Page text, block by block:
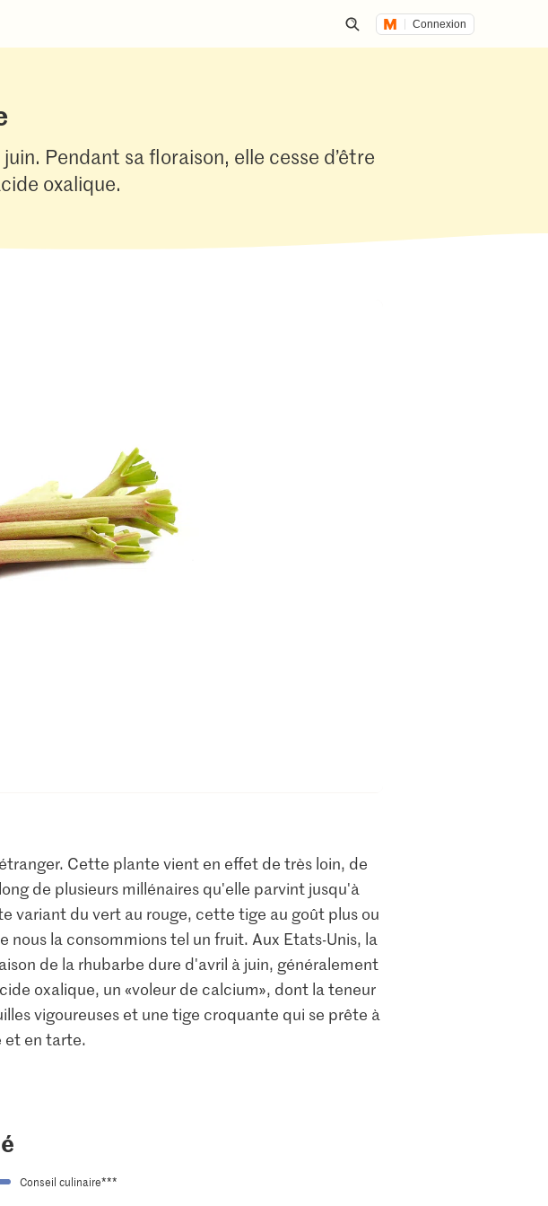
Lancer une recherche
Connexion
Pendant sa floraison, elle cesse d’être
oxalique.
Cette plante vient en effet de très loin, de
de plusieurs millénaires qu'elle parvint jusqu'à
variant du vert au rouge, cette tige au goût plus ou
la consommions tel un fruit. Aux Etats-Unis, la
de la rhubarbe dure d'avril à juin, généralement
oxalique, un «voleur de calcium», dont la teneur
vigoureuses et une tige croquante qui se prête à
et en tarte.
Conseil culinaire***